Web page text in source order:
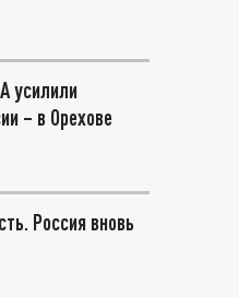
усилили
– в Орехове
Россия вновь